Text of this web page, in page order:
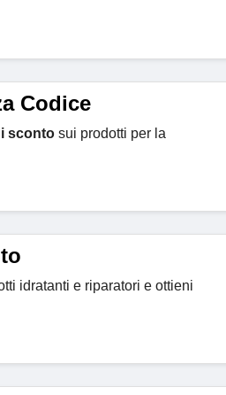
Codice
scontosui prodotti per la
idratanti e riparatori e ottieni